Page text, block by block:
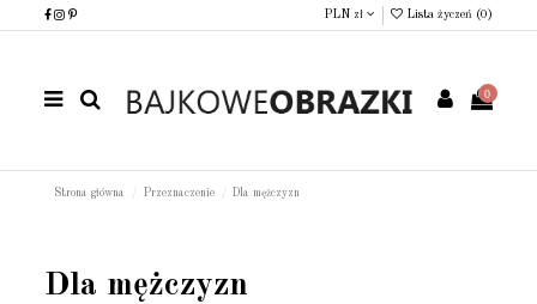
PLN zł Lista życzeń (0 )
0
Strona główna Przeznaczenie Dla mężczyzn
Dla mężczyzn